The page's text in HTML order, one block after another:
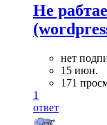
Не
нет
15 июн.
171
1
ответ